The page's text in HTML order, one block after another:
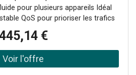
pour plusieurs appareils Idéal
QoS pour prioriser les trafics
4G LTE pour connexion continue
données Gestion via le contrôleur
Omada cloud
€